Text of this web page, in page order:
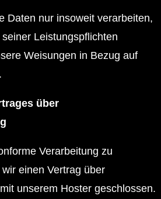
Daten nur insoweit verarbeiten,
Leistungspflichten
Weisungen in Bezug auf
über
Verarbeitung zu
einen Vertrag über
unserem Hoster geschlossen.